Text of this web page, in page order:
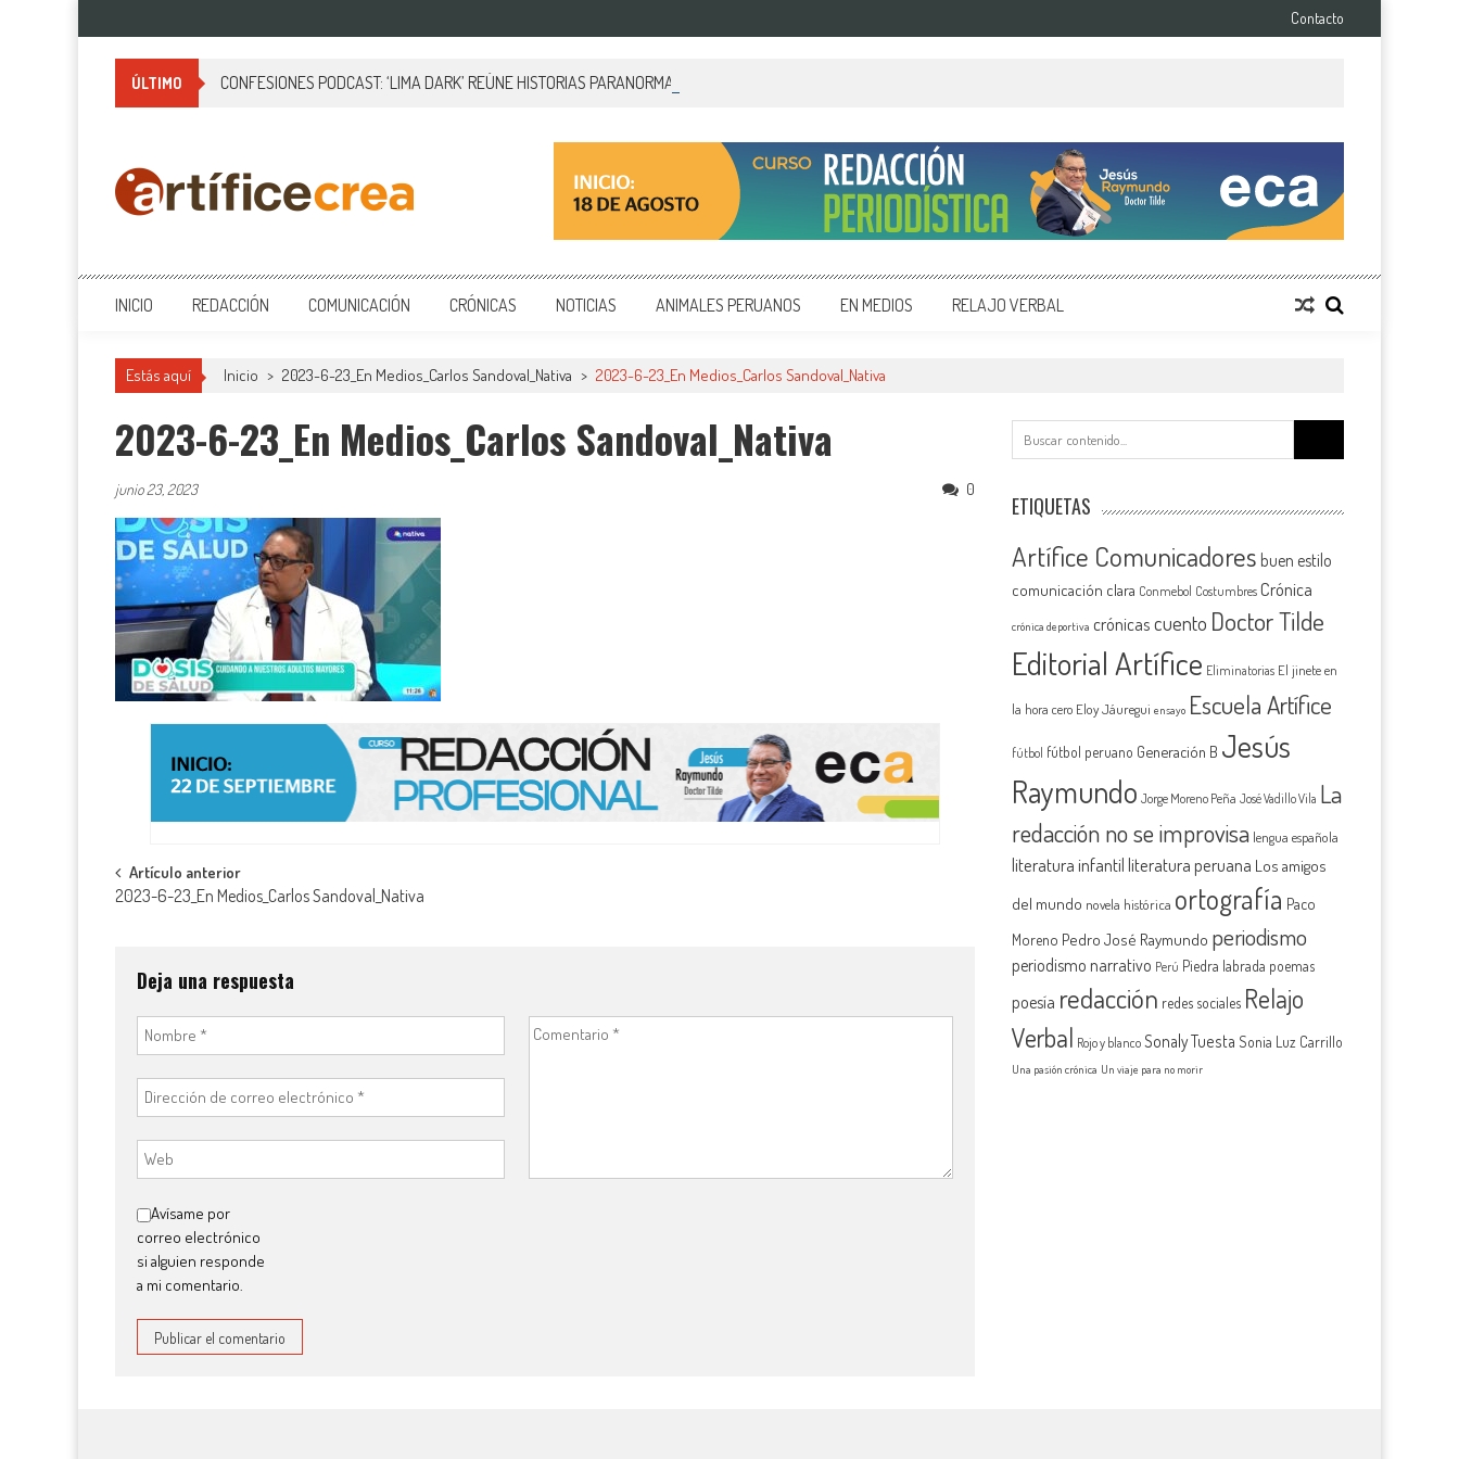
al
contenido
Contacto
ÚLTIMO CONFESIONES PODCAST: ‘LIMA DARK’ REÚNE HISTORIAS PARANORMALES DE PALACIO DE GOBIERNO
Blog de Artífice Comunicadores, elaboramos contenidos periodísticos y editoriales en diversos formatos, capacitamos en temas de comunicación y educación.
INICIO REDACCIÓN COMUNICACIÓN CRÓNICAS NOTICIAS ANIMALES PERUANOS EN MEDIOS RELAJO VERBAL
Estás aquí Inicio > 2023-6-23_En Medios_Carlos Sandoval_Nativa > 2023-6-23_En Medios_Carlos Sandoval_Nativa
2023-6-23_En Medios_Carlos Sandoval_Nativa
junio 23, 2023 0
Navegación
entradas
Artículo anterior
2023-6-23_En Medios_Carlos Sandoval_Nativa
Deja una respuesta
Avísame por
correo electrónico
si alguien responde
a mi comentario.
ETIQUETAS
Artífice Comunicadores buen estilo
comunicación clara Conmebol Costumbres Crónica
crónica deportiva crónicas cuento Doctor Tilde
Editorial Artífice Eliminatorias El jinete en
la hora cero Eloy Jáuregui ensayo Escuela Artífice
fútbol fútbol peruano Generación B Jesús
Raymundo Jorge Moreno Peña José Vadillo Vila La
redacción no se improvisa lengua española
literatura infantil literatura peruana Los amigos
del mundo novela histórica ortografía Paco
Moreno Pedro José Raymundo periodismo
periodismo narrativo Perú Piedra labrada poemas
poesía redacción redes sociales Relajo
Verbal Rojo y blanco Sonaly Tuesta Sonia Luz Carrillo
Una pasión crónica Un viaje para no morir